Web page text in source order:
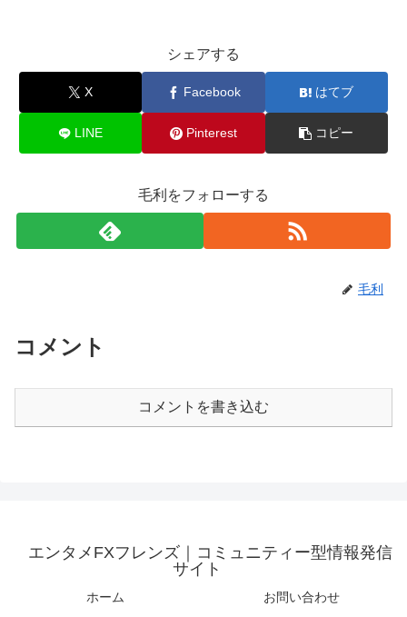
シェアする
X Facebook はてブ
LINE Pinterest コピー
毛利をフォローする
毛利
コメント
コメントを書き込む
エンタメFXフレンズ｜コミュニティー型情報発信
サイト
ホーム
お問い合わせ